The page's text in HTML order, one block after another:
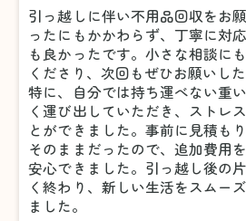
引っ越しに伴い不用品回収をお
ったにもかかわらず、丁寧に対
も良かったです。小さな相談に
くださり、次回もぜひお願いし
特に、自分では持ち運べない重
く運び出していただき、ストレ
とができました。事前に見積も
そのままだったので、追加費用
安心できました。引っ越し後の
く終わり、新しい生活をスムー
ました。